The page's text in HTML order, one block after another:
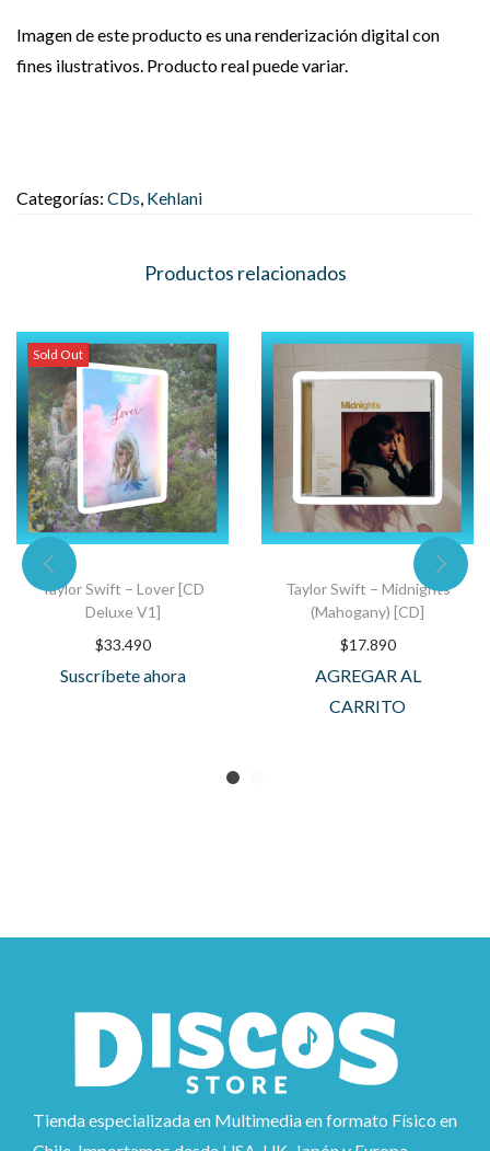
Imagen de este producto es una renderización digital con
fines ilustrativos. Producto real puede variar.
Categorías: CDs, Kehlani
Productos relacionados
Sold Out
Taylor Swift – Lover [CD
Deluxe V1]
$33.490
Suscríbete ahora
Taylor Swift – Midnights
(Mahogany) [CD]
$17.890
AGREGAR AL
CARRITO
Tienda especializada en Multimedia en formato Físico en